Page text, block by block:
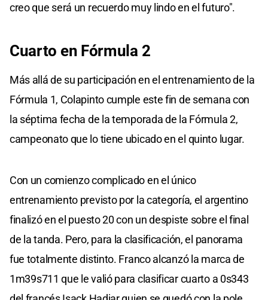
creo que será un recuerdo muy lindo en el futuro".
Cuarto en Fórmula 2
Más allá de su participación en el entrenamiento de la
Fórmula 1, Colapinto cumple este fin de semana con
la séptima fecha de la temporada de la Fórmula 2,
campeonato que lo tiene ubicado en el quinto lugar.
Con un comienzo complicado en el único
entrenamiento previsto por la categoría, el argentino
finalizó en el puesto 20 con un despiste sobre el final
de la tanda. Pero, para la clasificación, el panorama
fue totalmente distinto. Franco alcanzó la marca de
1m39s711 que le valió para clasificar cuarto a 0s343